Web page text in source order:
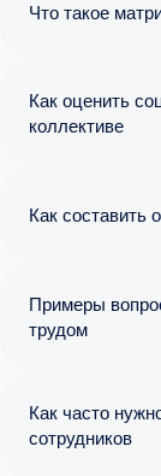
Что такое
Как оценить
коллективе
Как составить
Примеры
трудом
Как часто
сотрудников